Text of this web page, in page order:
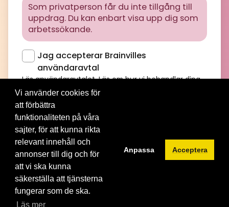
Som privatperson får du inte tillgång till
uppdrag. Du kan enbart visa upp dig som
arbetssökande.
Jag accepterar Brainvilles
användaravtal
Läs användaravtalet. Läs om hur vi behandlar dina
personuppgifter iBrainvilles integritetspolicy
© 2012-2026 Brainville AB. All Rights Reserved. |
tjänsten
Vi använder cookies för
att förbättra
funktionaliteten på våra
sajter, för att kunna rikta
relevant innehåll och
annonser till dig och för
att vi ska kunna
säkerställa att tjänsterna
fungerar som de ska.
Läs mer
Anpassa Acceptera